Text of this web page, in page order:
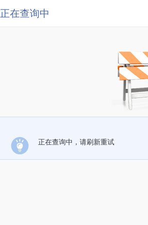
正在查询中
正在查询中，请刷新重试